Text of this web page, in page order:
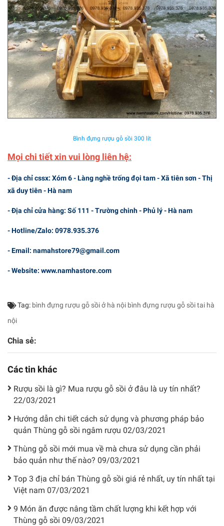
Bình đựng rượu gỗ sồi 300 lít
Mọi chi tiết xin vui lòng liên hệ:
- Địa chỉ cssx: Xóm 6 - Làng nghề trống đọi tam - Xã tiên sơn - Thị
xã duy tiên - Hà nam
- Địa chỉ cửa hàng: Số 111 - Trường chinh - Phủ lý - Hà nam
- Hotline/Zalo: 0978.935.376
- Email: namahstore79@gmail.com
- Website: www.namhastore.com
Tag: bình đựng rượu gỗ sồi ở hà nội bình đựng rượu gỗ sồi tai hà
nội
Chia sẻ:
Các tin khác
Rượu sồi là gì? Mua rượu gỗ sồi ở đâu là uy tín nhất?
22/03/2021
Hướng dẫn chi tiết cách sử dụng và phương pháp bảo
quản Thùng gỗ sồi ngâm rượu 02/03/2021
Thùng gỗ sồi mới mua về mà chưa sử dụng cần phải
bảo quản như thế nào? 09/03/2021
Top 3 địa chỉ bán Thùng gỗ sồi giá rẻ nhất, uy tín nhất tại
Việt nam 07/03/2021
9 Món ăn được nâng tầm chất lượng khi kết hợp với
Thùng gỗ sồi 09/03/2021